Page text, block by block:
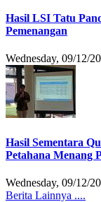
Hasil LSI Tatu
Pemenangan
Wednesday, 09/12/
Hasil Sementara
Petahana Menang
Wednesday, 09/12/
Berita Lainnya ....